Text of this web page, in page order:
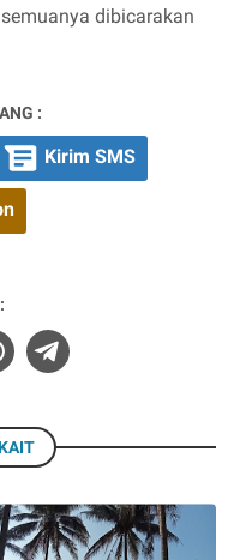
dibicarakan
:
Kirim SMS